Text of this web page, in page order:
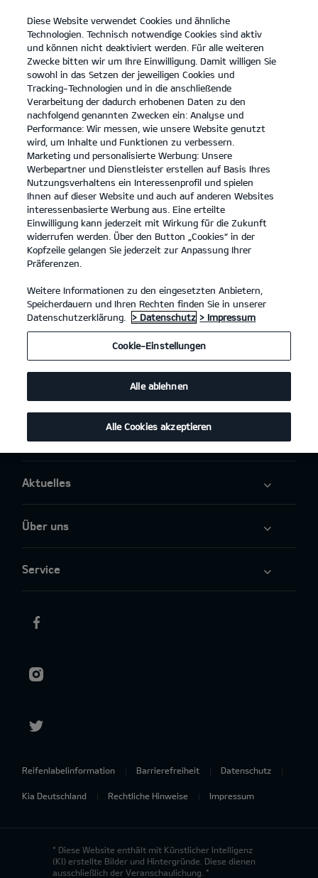
open
menu
KONTAKT
Modelle
Elektromobilität
Aktuelles
Über uns
Service
Reifenlabelinformation Barrierefreiheit Datenschutz
Kia Deutschland Rechtliche Hinweise Impressum
* Diese Website enthält mit Künstlicher Intelligenz
(KI) erstellte Bilder und Hintergründe. Diese dienen
ausschließlich der Veranschaulichung. *
Diese Website verwendet Cookies und ähnliche
Technologien. Technisch notwendige Cookies sind aktiv
und können nicht deaktiviert werden. Für alle weiteren
Zwecke bitten wir um Ihre Einwilligung. Damit willigen Sie
sowohl in das Setzen der jeweiligen Cookies und
Tracking-Technologien und in die anschließende
Verarbeitung der dadurch erhobenen Daten zu den
nachfolgend genannten Zwecken ein: Analyse und
Performance: Wir messen, wie unsere Website genutzt
wird, um Inhalte und Funktionen zu verbessern.
Marketing und personalisierte Werbung: Unsere
Werbepartner und Dienstleister erstellen auf Basis Ihres
Nutzungsverhaltens ein Interessenprofil und spielen
Ihnen auf dieser Website und auch auf anderen Websites
interessenbasierte Werbung aus. Eine erteilte
Einwilligung kann jederzeit mit Wirkung für die Zukunft
widerrufen werden. Über den Button „Cookies“ in der
Kopfzeile gelangen Sie jederzeit zur Anpassung Ihrer
Präferenzen.
Weitere Informationen zu den eingesetzten Anbietern,
Speicherdauern und Ihren Rechten finden Sie in unserer
Datenschutzerklärung.
> Datenschutz > Impressum
Cookie-Einstellungen
Alle ablehnen
Alle Cookies akzeptieren